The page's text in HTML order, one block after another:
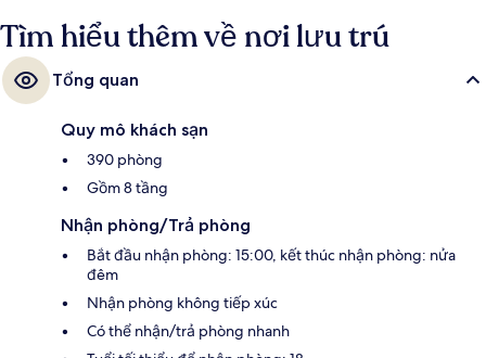
Tìm hiểu thêm về nơi lưu trú
Tổng quan
Quy mô khách sạn
390 phòng
Gồm 8 tầng
Nhận phòng/Trả phòng
Bắt đầu nhận phòng: 15:00, kết thúc nhận phòng: nửa
đêm
Nhận phòng không tiếp xúc
Có thể nhận/trả phòng nhanh